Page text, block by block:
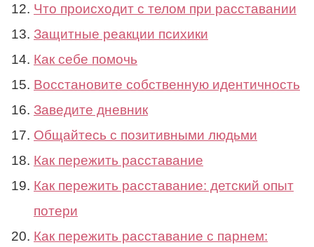
Что происходит с телом при расставании
Защитные реакции психики
Как себе помочь
Восстановите собственную идентичность
Заведите дневник
Общайтесь с позитивными людьми
Как пережить расставание
Как пережить расставание: детский опыт
потери
Как пережить расставание с парнем: